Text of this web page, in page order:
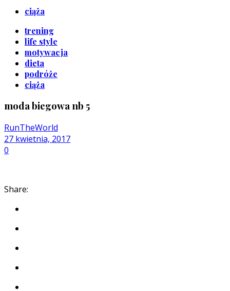
ciąża
trening
life style
motywacja
dieta
podróże
ciąża
moda biegowa nb 5
RunTheWorld
27 kwietnia, 2017
0
Share: